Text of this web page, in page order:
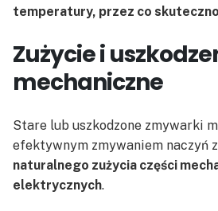
temperatury, przez co
Zużycie i
mechaniczne
Stare lub uszkodzone zmywarki
efektywnym zmywaniem naczyń
naturalnego zużycia części
elektrycznych.